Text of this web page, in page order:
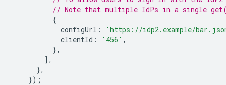
// Note that multiple IdPs in a single get()
{
configUrl :
'https://idp2.example/
clientId : '456' ,
},
],
},
});